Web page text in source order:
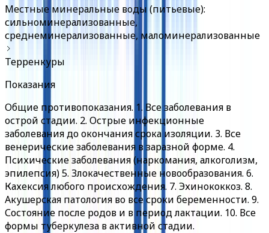
Местные минеральные воды (питьевые):
сильноминерализованные,
среднеминерализованные, маломинерализованные
Терренкуры
Показания
Общие противопоказания. 1. Все заболевания в
острой стадии. 2. Острые инфекционные
заболевания до окончания срока изоляции. 3. Все
венерические заболевания в заразной форме. 4.
Психические заболевания (наркомания, алкоголизм,
эпилепсия) 5. Злокачественные новообразования. 6.
Кахексия любого происхождения. 7. Эхинококкоз. 8.
Акушерская патология во все сроки беременности. 9.
Состояние после родов и в период лактации. 10. Все
формы туберкулеза в активной стадии.